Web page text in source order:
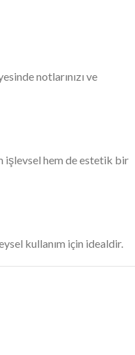
notlarınızı ve
işlevsel hem de estetik bir
kullanım için idealdir.